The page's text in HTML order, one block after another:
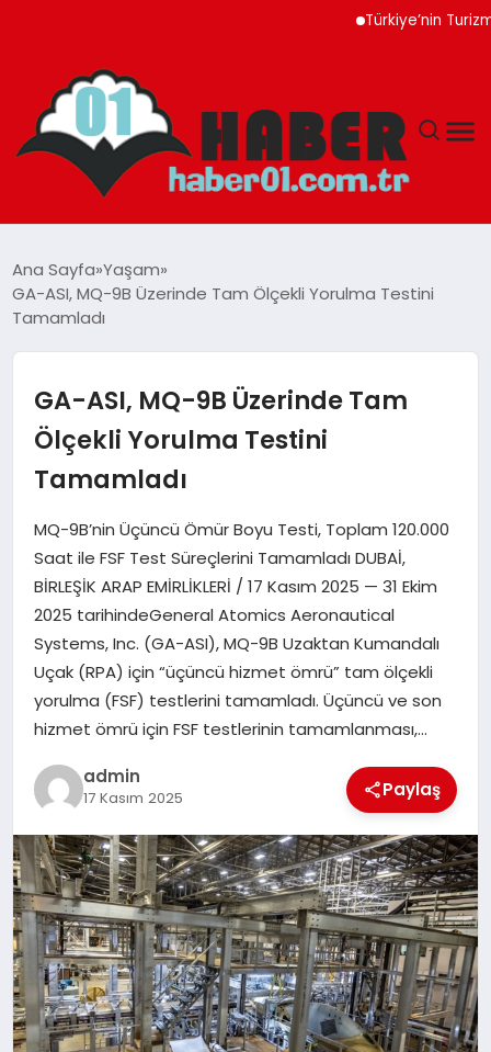
Türkiye’nin Turizm
ADANA
GÜNDEM
MAGAZIN
EĞITIM
TEKNOLOJI
Ana Sayfa Yaşam
GA-ASI, MQ-9B Üzerinde Tam Ölçekli Yorulma Testini
Tamamladı
GA-ASI, MQ-9B Üzerinde Tam
Ölçekli Yorulma Testini
Tamamladı
MQ-9B’nin Üçüncü Ömür Boyu Testi, Toplam 120.000
Saat ile FSF Test Süreçlerini Tamamladı DUBAİ,
BİRLEŞİK ARAP EMİRLİKLERİ / 17 Kasım 2025 — 31 Ekim
2025 tarihindeGeneral Atomics Aeronautical
Systems, Inc. (GA-ASI), MQ-9B Uzaktan Kumandalı
Uçak (RPA) için “üçüncü hizmet ömrü” tam ölçekli
yorulma (FSF) testlerini tamamladı. Üçüncü ve son
hizmet ömrü için FSF testlerinin tamamlanması,…
admin
17 Kasım 2025 Paylaş